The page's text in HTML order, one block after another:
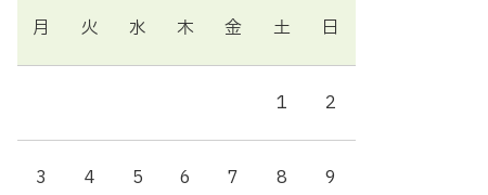
月 火 水 木 金 土 日
1 2
3 4 5 6 7 8 9